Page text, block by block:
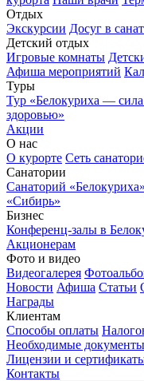
Отдых
Экскурсии Досуг в
Детский отдых
Игровые комнаты
Афиша мероприятий
Туры
Тур «Белокуриха —
здоровью»
Акции
О нас
О курорте Сеть
Санатории
Санаторий «Белокуриха»
«Сибирь»
Бизнес
Конференц-залы в
Акционерам
Фото и видео
Видеогалерея
Новости Афиша Статьи
Награды
Клиентам
Способы оплаты
Необходимые документы
Лицензии и
Контакты